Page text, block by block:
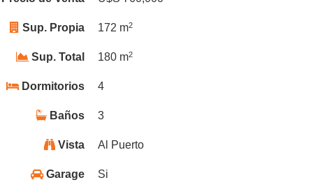
Sup. Propia 172 m2
Sup. Total 180 m2
Dormitorios 4
Baños 3
Vista Al Puerto
Garage Si